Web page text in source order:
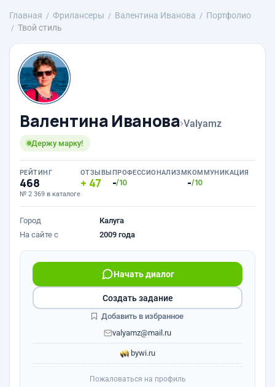
Главная Фрилансеры Валентина Иванова
Портфолио
Твой стиль
Валентина Иванова›Valyamz
Держу марку!
РЕЙТИНГ
468
№ 2 369 в каталоге
ОТЗЫВЫ
47
ПРОФЕССИОНАЛИЗМ
-/10
КОММУНИКАЦИЯ
-/10
Город
Калуга
На сайте с
2009 года
Начать диалог
valyamz@mail.ru
bywi.ru
Создать задание
Добавить в избранное
Пожаловаться на профиль